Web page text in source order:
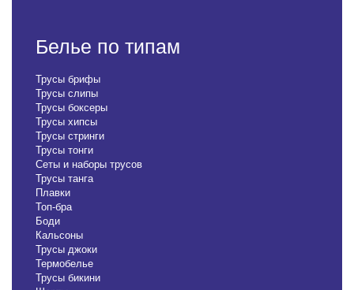
Белье по типам
Трусы брифы
Трусы слипы
Трусы боксеры
Трусы хипсы
Трусы стринги
Трусы тонги
Сеты и наборы трусов
Трусы танга
Плавки
Топ-бра
Боди
Кальсоны
Трусы джоки
Термобелье
Трусы бикини